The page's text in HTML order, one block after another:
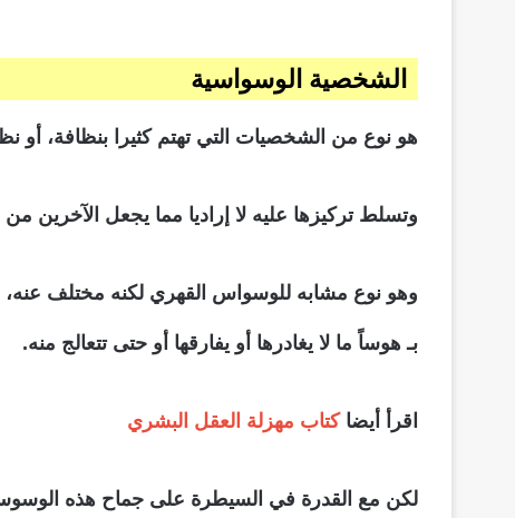
الشخصية الوسواسية
هو نوع من الشخصيات التي تهتم كثيرا بنظافة، أو
وتسلط تركيزها عليه لا إراديا مما يجعل الآخرين
وهو نوع مشابه للوسواس القهري لكنه مختلف
بـ هوساً ما لا يغادرها أو يفارقها أو حتى تتعالج منه.
اقرأ أيضاكتاب مهزلة العقل البشري
لكن مع القدرة في السيطرة على جماح هذه